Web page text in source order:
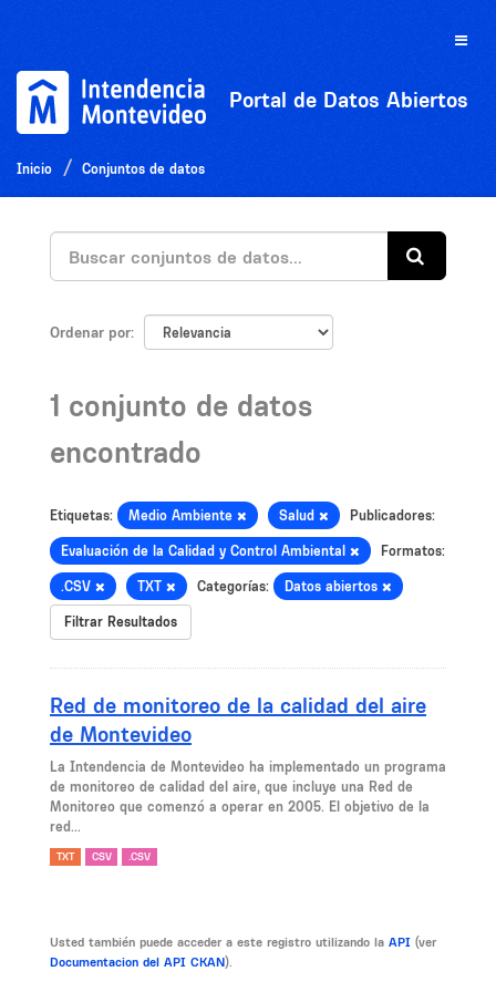
Toggle
Portal de Datos Abiertos
Inicio Conjuntos de datos
Ordenar por
1 conjunto de datos
encontrado
Etiquetas: Medio Ambiente Salud Publicadores:
Evaluación de la Calidad y Control Ambiental Formatos:
.CSV TXT Categorías: Datos abiertos
Filtrar Resultados
Red de monitoreo de la calidad del aire
de Montevideo
La Intendencia de Montevideo ha implementado un programa
de monitoreo de calidad del aire, que incluye una Red de
Monitoreo que comenzó a operar en 2005. El objetivo de la
red...
TXT CSV .CSV
Usted también puede acceder a este registro utilizando la API (ver
Documentacion del API CKAN).